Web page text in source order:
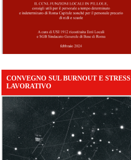
CONVEGNO SUL BURNOUT E STRESS
LAVORATIVO